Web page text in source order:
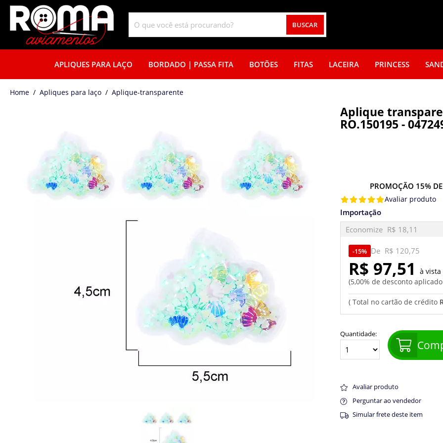
BUSCAR
APLIQUES PARA LAÇO BORDADO | PASSA FITA BOTÕES FITAS LACEIRA PRINCESS
home Apliques para laço aplique-transparente
Aplique
RO.150195 -
PROMOÇÃO 15%
Avaliar produto
Importação
De R$ 120,75
Economize R$ 18,11
15%
R$ 97,51
5,00% de desconto
Quantidade:
Avaliar produto
Perguntar ao vendedor
Simular frete deste item